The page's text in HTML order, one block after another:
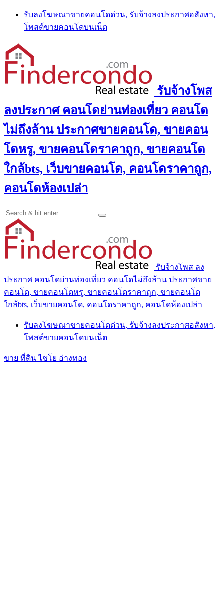
Skip
content
รับลงโฆษณาขายคอนโดด่วน, รับจ้างลงประกาศอสังหา,
โพสต์ขายคอนโดบนเน็ต
รับจ้างโพส
ลงประกาศ คอนโดย่านท่องเที่ยว คอนโด
ไม่ถึงล้าน ประกาศขายคอนโด, ขายคอน
โดหรู, ขายคอนโดราคาถูก, ขายคอนโด
ใกล้bts, เว็บขายคอนโด, คอนโดราคาถูก,
คอนโดห้องเปล่า
รับจ้างโพส ลง
ประกาศ คอนโดย่านท่องเที่ยว คอนโดไม่ถึงล้าน ประกาศขาย
คอนโด, ขายคอนโดหรู, ขายคอนโดราคาถูก, ขายคอนโด
ใกล้bts, เว็บขายคอนโด, คอนโดราคาถูก, คอนโดห้องเปล่า
รับลงโฆษณาขายคอนโดด่วน, รับจ้างลงประกาศอสังหา,
โพสต์ขายคอนโดบนเน็ต
ขาย ที่ดิน ไชโย อ่างทอง